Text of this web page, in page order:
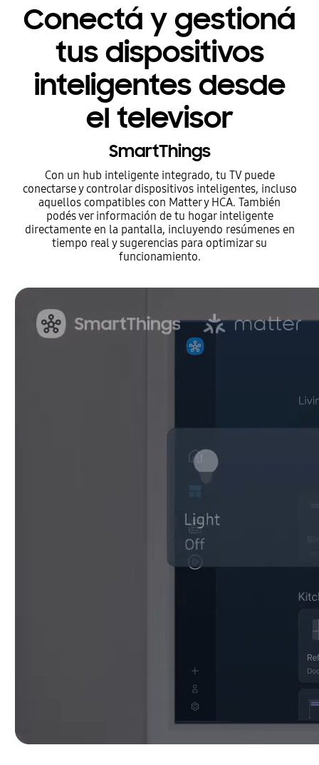
Conectá y gestioná
tus dispositivos
inteligentes desde
el televisor
SmartThings
Con un hub inteligente integrado, tu TV puede
conectarse y controlar dispositivos inteligentes, incluso
aquellos compatibles con Matter y HCA. También
podés ver información de tu hogar inteligente
directamente en la pantalla, incluyendo resúmenes en
tiempo real y sugerencias para optimizar su
funcionamiento.